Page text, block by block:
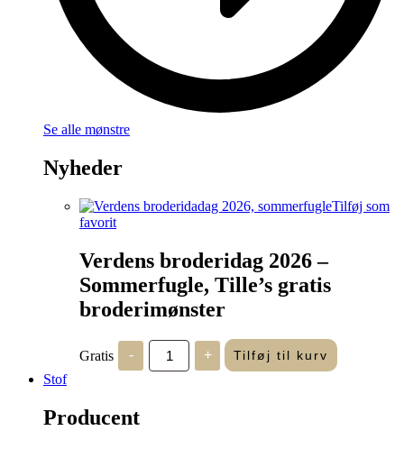
Se alle mønstre
Nyheder
Tilføj som
favorit
Verdens broderidag 2026 –
Sommerfugle, Tille’s gratis
broderimønster
Gratis -
Verdens
broderidag
2026
+ Tilføj til kurv
Stof
Producent